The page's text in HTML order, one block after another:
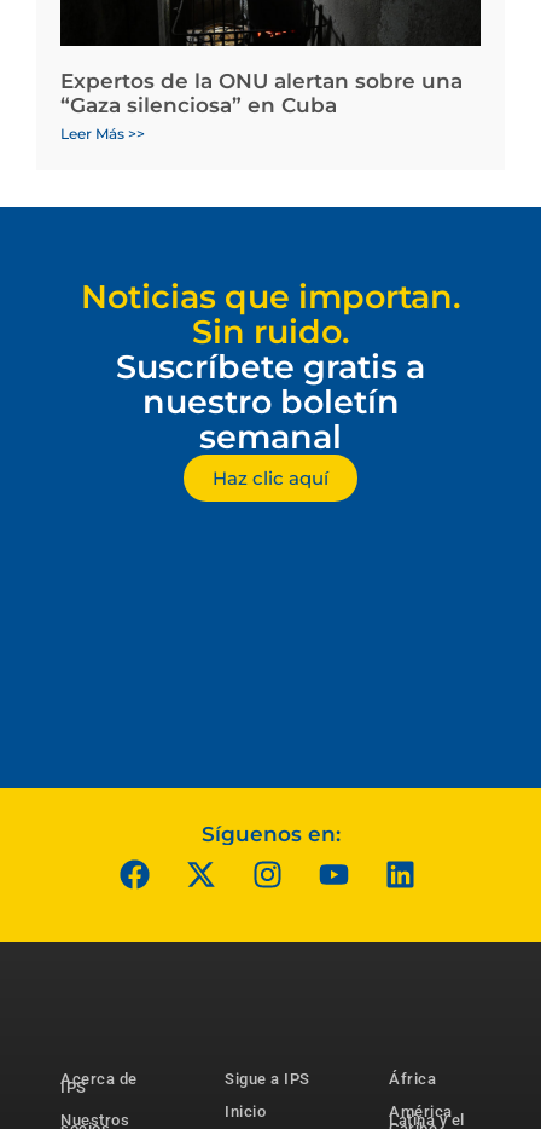
Expertos de la ONU alertan sobre una
“Gaza silenciosa” en Cuba
Leer Más >>
Noticias que importan.
Sin ruido.
Suscríbete gratis a
nuestro boletín
semanal
Haz clic aquí
Síguenos en:
Acerca de
IPS
Nuestros
Sigue a IPS
Inicio
África
América
Latina y el